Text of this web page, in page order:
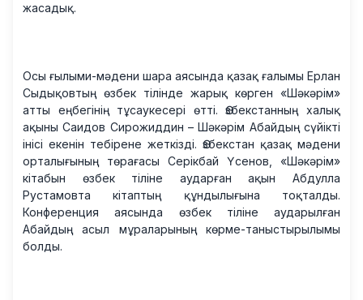
жасадық.
Осы ғылыми-мәдени шара аясында қазақ ғалымы Ерлан
Сыдықовтың өзбек тілінде жарық көрген «Шәкәрім»
атты еңбегінің тұсаукесері өтті. Өзбекстанның халық
ақыны Саидов Сирожиддин – Шәкәрім Абайдың сүйікті
інісі екенін тебірене жеткізді. Өзбекстан қазақ мәдени
орталығының төрағасы Серікбай Үсенов, «Шәкәрім»
кітабын өзбек тіліне аударған ақын Абдулла
Рустамовта кітаптың құндылығына тоқталды.
Конференция аясында өзбек тіліне аударылған
Абайдың асыл мұраларының көрме-таныстырылымы
болды.